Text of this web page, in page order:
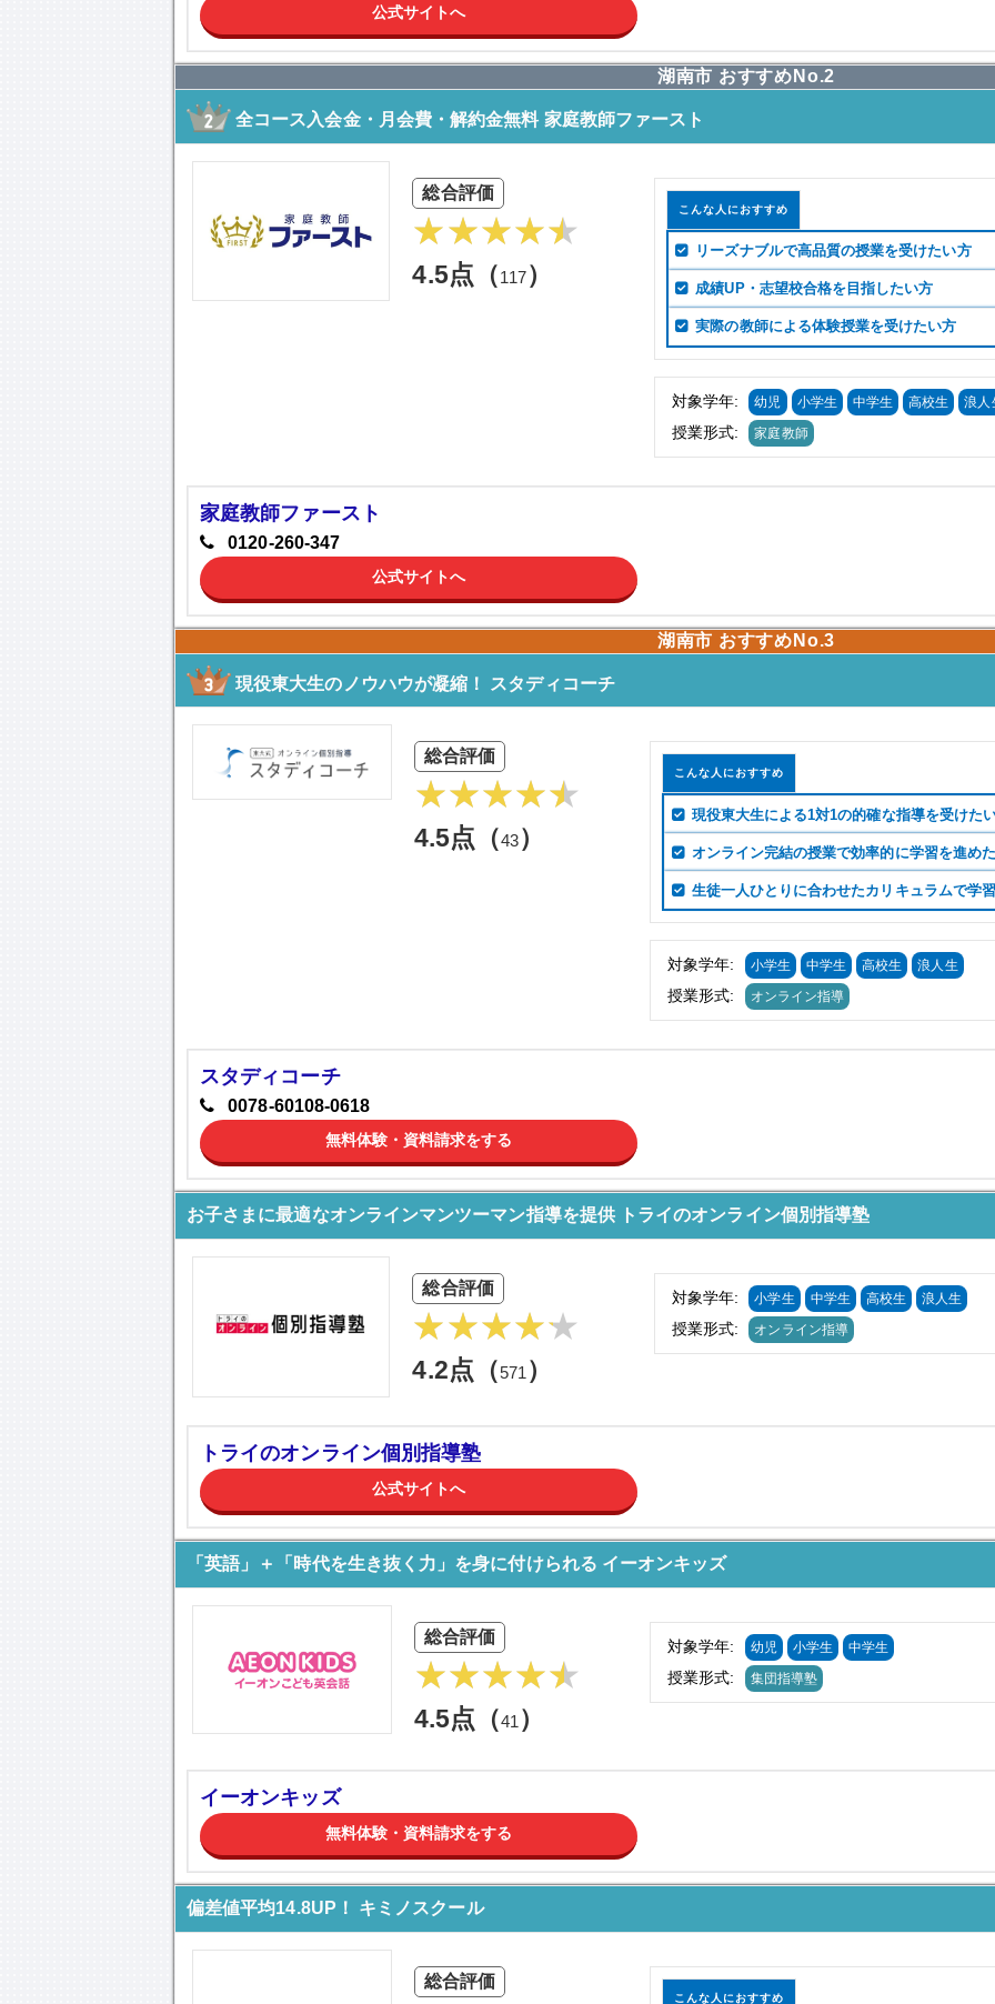
公式サイトへ
湖南市 おすすめNo.2
全コース入会金・月会費・解約金無料 家庭教師ファースト
総合評価
4.5点（117）
こんな人におすすめ
リーズナブルで高品質の授業を受けたい方
成績UP・志望校合格を目指したい方
実際の教師による体験授業を受けたい方
対象学年: 幼児 小学生 中学生 高校生 浪人
授業形式: 家庭教師
家庭教師ファースト
0120-260-347
公式サイトへ
湖南市 おすすめNo.3
現役東大生のノウハウが凝縮！ スタディコーチ
総合評価
4.5点（43）
こんな人におすすめ
現役東大生による1対1の的確な指導を受けた
オンライン完結の授業で効率的に学習を進め
生徒一人ひとりに合わせたカリキュラムで学
対象学年: 小学生 中学生 高校生 浪人生
授業形式: オンライン指導
スタディコーチ
0078-60108-0618
無料体験・資料請求をする
お子さまに最適なオンラインマンツーマン指導を提供 トライのオンライン個別指導塾
総合評価
4.2点（571）
対象学年: 小学生 中学生 高校生 浪人生
授業形式: オンライン指導
トライのオンライン個別指導塾
公式サイトへ
「英語」＋「時代を生き抜く力」を身に付けられる イーオンキッズ
総合評価
4.5点（41 ）
対象学年: 幼児 小学生 中学生
授業形式: 集団指導塾
イーオンキッズ
無料体験・資料請求をする
偏差値平均14.8UP！ キミノスクール
総合評価
こんな人におすすめ